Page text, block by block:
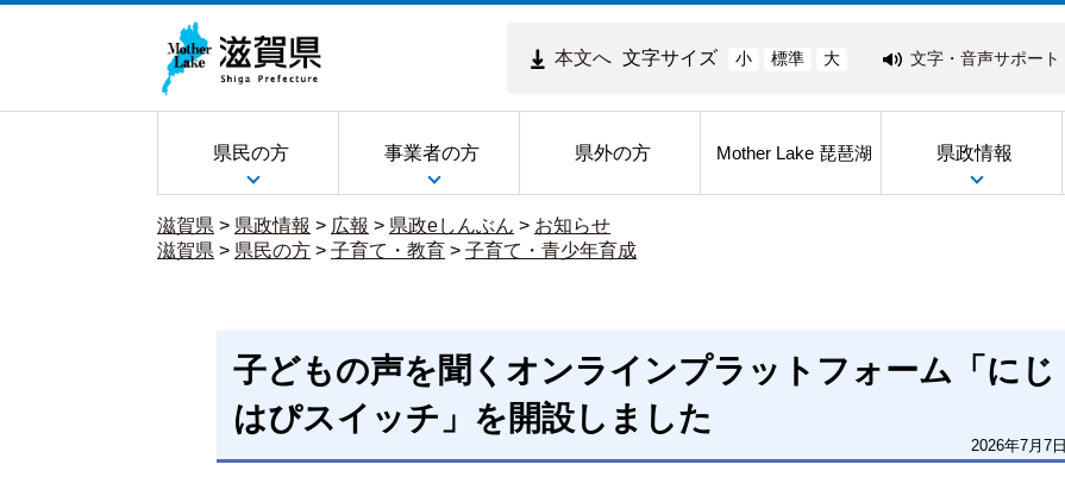
本文へ 文字サイズ 小 標準 大 文字・音声サポート
県民の方 事業者の方 県外の方 Mother Lake 琵琶湖 県政情報
滋賀県 > 県政情報 > 広報 > 県政eしんぶん > お知らせ
滋賀県 > 県民の方 > 子育て・教育 > 子育て・青少年育成
子どもの声を聞くオンラインプラットフォーム「にじ
はぴスイッチ」を開設しました
2026年7月7日